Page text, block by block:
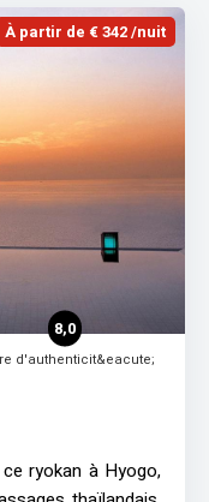
À partir de € 342 /nuit
8,0
d'authenticit&eacute;
ryokan à Hyogo,